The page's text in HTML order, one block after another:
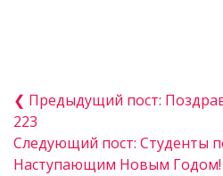
❮ Предыдущий пост:
223
Следующий пост: Студенты
Наступающим Новым